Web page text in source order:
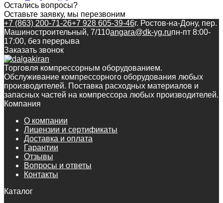
Остались вопросы?
Оставьте заявку, мы перезвоним
+7 (863) 200-71-26+7 928 605-39-46г. Ростов-на-Дону, пер.
Машиностроительный, 7/110angara@dk-yg.ruпн-пт 8:00-
17:00, без перерыва
Заказать звонок
Торговля компрессорным оборудованием.
Обслуживание компрессорного оборудования любых
производителей. Поставка расходных материалов и
запасных частей на компрессора любых производителей.
Компания
О компании
Лицензии и сертификаты
Доставка и оплата
Гарантии
Отзывы
Вопросы и ответы
Контакты
Каталог